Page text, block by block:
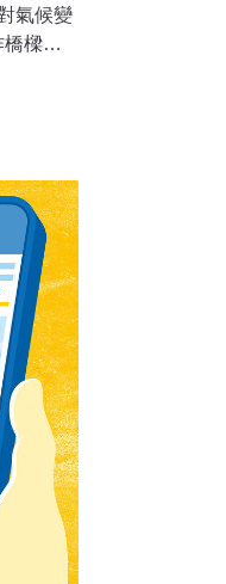
氣候變
樑。
肉外
噸生鮮
台畜共
口商來
。這是
。（中